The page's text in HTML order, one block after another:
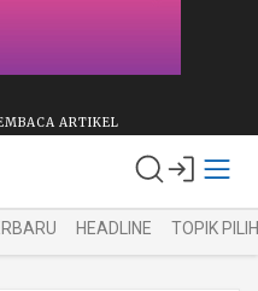
ARTIKEL
HEADLINE TOPIK